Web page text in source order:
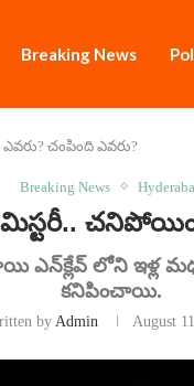
Breaking News
చంపింది ఎవరు?
Breaking News
మిస్టరీ..
లోని ఇళ్ల
కనిపించాయి.
by Admin August